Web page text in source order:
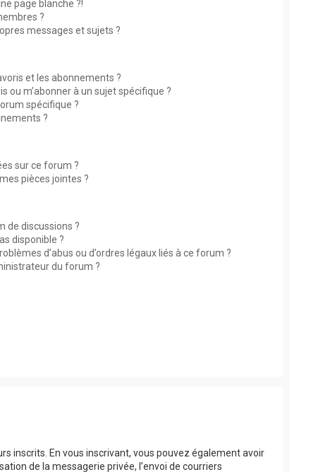
page blanche ?!
?
messages et sujets ?
et les abonnements ?
ou m’abonner à un sujet spécifique ?
spécifique ?
?
sur ce forum ?
pièces jointes ?
de discussions ?
disponible ?
d’abus ou d’ordres légaux liés à ce forum ?
du forum ?
inscrits. En vous inscrivant, vous pouvez également avoir
de la messagerie privée, l’envoi de courriers